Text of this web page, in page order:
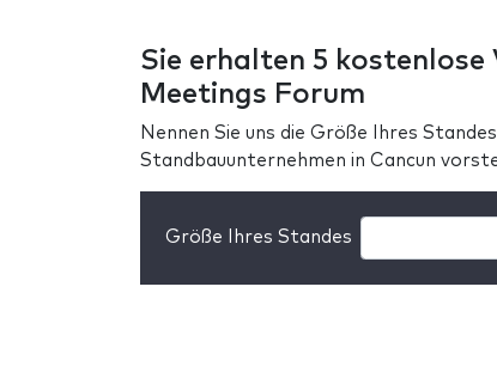
Sie erhalten 5
Meetings Forum
Nennen Sie uns die Größe Ihres
Standbauunternehmen in Cancun
Größe Ihres Standes